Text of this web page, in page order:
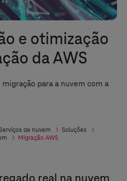
e otimização
da AWS
para a nuvem com a
Serviços de nuvem
Soluções
Migração AWS